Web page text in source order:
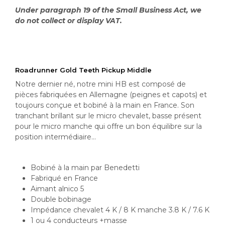
Under paragraph 19 of the Small Business Act, we
do not collect or display VAT.
Roadrunner Gold Teeth Pickup Middle
Notre dernier né, notre mini HB est composé de
pièces fabriquées en Allemagne (peignes et capots) et
toujours conçue et bobiné à la main en France. Son
tranchant brillant sur le micro chevalet, basse présent
pour le micro manche qui offre un bon équilibre sur la
position intermédiaire…
Bobiné à la main par Benedetti
Fabriqué en France
Aimant alnico 5
Double bobinage
Impédance chevalet 4 K / 8 K manche 3.8 K / 7.6 K
1 ou 4 conducteurs +masse